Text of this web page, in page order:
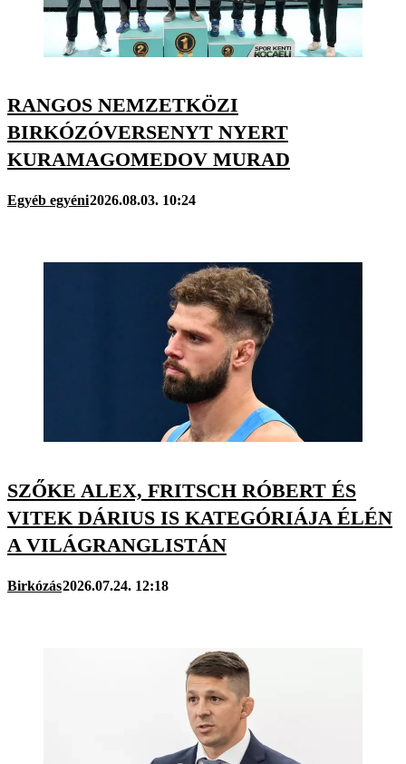
RANGOS NEMZETKÖZI
BIRKÓZÓVERSENYT NYERT
KURAMAGOMEDOV MURAD
Egyéb egyéni2026.08.03. 10:24
SZŐKE ALEX, FRITSCH RÓBERT ÉS
VITEK DÁRIUS IS KATEGÓRIÁJA ÉLÉN
A VILÁGRANGLISTÁN
Birkózás2026.07.24. 12:18